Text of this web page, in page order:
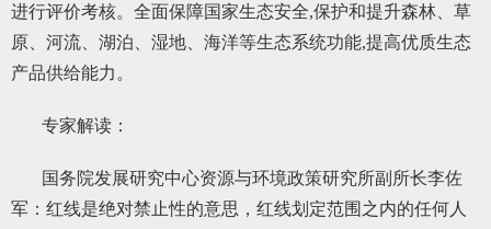
进行评价考核。全面保障国家生态安全,保护和提升森林、草
原、河流、湖泊、湿地、海洋等生态系统功能,提高优质生态
产品供给能力。
专家解读：
国务院发展研究中心资源与环境政策研究所副所长李佐
军：红线是绝对禁止性的意思，红线划定范围之内的任何人